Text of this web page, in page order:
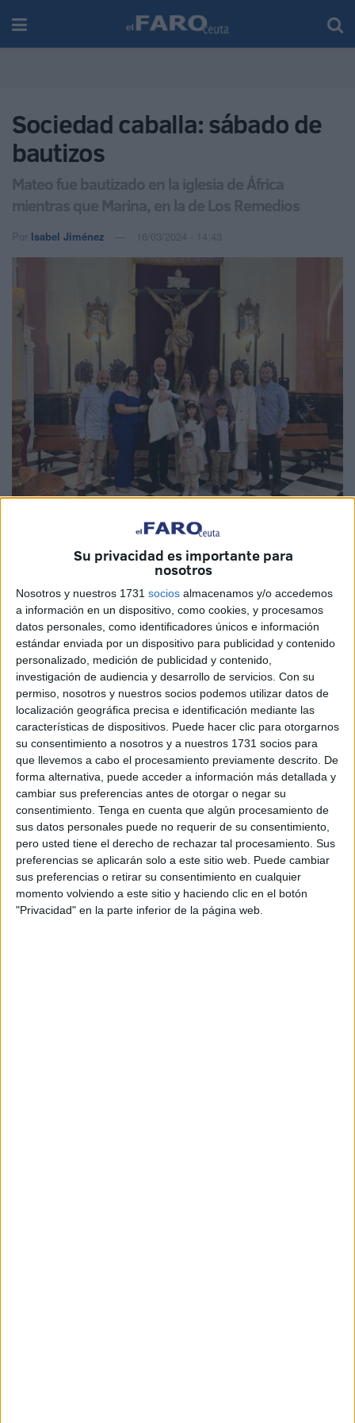
Su privacidad es importante para
nosotros
Nosotros y nuestros 1731 socios almacenamos y/o accedemos
a información en un dispositivo, como cookies, y procesamos
datos personales, como identificadores únicos e información
estándar enviada por un dispositivo para publicidad y contenido
personalizado, medición de publicidad y contenido,
investigación de audiencia y desarrollo de servicios. Con su
permiso, nosotros y nuestros socios podemos utilizar datos de
localización geográfica precisa e identificación mediante las
características de dispositivos. Puede hacer clic para otorgarnos
su consentimiento a nosotros y a nuestros 1731 socios para
que llevemos a cabo el procesamiento previamente descrito. De
forma alternativa, puede acceder a información más detallada y
cambiar sus preferencias antes de otorgar o negar su
consentimiento. Tenga en cuenta que algún procesamiento de
sus datos personales puede no requerir de su consentimiento,
pero usted tiene el derecho de rechazar tal procesamiento. Sus
preferencias se aplicarán solo a este sitio web. Puede cambiar
sus preferencias o retirar su consentimiento en cualquier
momento volviendo a este sitio y haciendo clic en el botón
"Privacidad" en la parte inferior de la página web.
Sociedad caballa: sábado de
bautizos
Mateo fue bautizado en la iglesia de África
mientras que Marina, en la de Los Remedios
Por Isabel Jiménez 16/03/2024 - 14:43
Ceuta ha acogido en la mañana de este sábado la
celebración de dosbautizosque han tenido lugar en la
iglesia de Áfricay en la de Los Remedios. Dos eventos
importantes para las familias de estos pequeños y para
ellos mismos.